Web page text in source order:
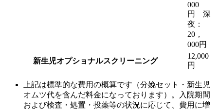
000
円 深
夜：
20，
000円
新生児オプショナルスクリーニング
12,000
円
上記は標準的な費用の概算です（分娩セット・新生児
オムツ代を含んだ料金になっております）。入院期間
および検査・処置・投薬等の状況に応じて、費用に増